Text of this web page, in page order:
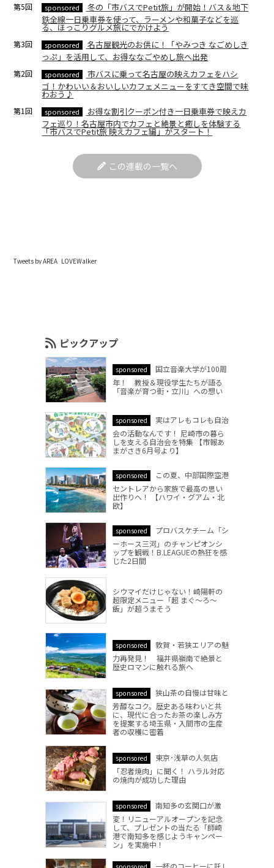
第5回 sponsored
冬の「市バスでPetit旅」が開始！バス＆地下
鉄全線一日乗車券を使って、ラーメンや和菓子などを巡
る、ほっこりグルメ旅にでかけよう
第3回 sponsored
名古屋観光のお供に！「やみつき なごめしき
っぷ」を活用して、お得ななごやめし旅へ出発
第2回 sponsored
市バスに乗って名古屋の映えカフェをハシ
ゴ！かわいい＆おいしいカフェメニューをすてき空間で味
わおう♪
第1回 sponsored
お得な割引クーポン付き一日乗車券で映えカ
フェ巡り！名古屋市内でカフェと絶景と癒しを体験する
「市バスでPetit旅 映えカフェ編」がスタート！
この連載の一覧へ
Tweets by AREA_LOVEWalker
ピックアップ
sponsored
国立音楽大学が100周
年！ 教授＆現役学生たちが語る
「音楽が育つ街・立川」への想い
sponsored
実はアレもコレも自治
会の活動なんです！ 尼崎市の暮ら
しを支える自治会を特集 【市報あ
まがさき6月号より】
sponsored
この夏、中部国際空港
セントレアから家族で最高の思い
出作りへ！ 【ハワイ・グアム・北
欧】
sponsored
プロバスケチーム「シ
ーホース三河」のチャンピオンシ
ップを観戦！B.LEAGUEの熱狂を感
じた2日間
シウマイだけじゃない！崎陽軒の
超限定メニュー「超 まぐ～ろ～
飯」が超うまそう
sponsored
敦賀・若狭エリアの魅
力再発見！ 福井県嶺南で絶景と
歴史ロマンに触れる旅へ
sponsored
狭山茶の自慢は甘味と
芳醇なコク。歴史ある味わいと共
に、現代に合ったお茶の楽しみ方
を提案する埼玉県・入間市の生産
者の収穫に密着
sponsored
東京･浅草の人気店
「忍者焼肉」に聞く！ ハラル対応
の焼肉が成功した理由
sponsored
南知多の玄関口が激
変！リニューアルオープンを記念
して、プレゼントの当たる「師崎
港で南知多を感じようキャンペー
ン」を実施中！
一杯のコーヒーに託し